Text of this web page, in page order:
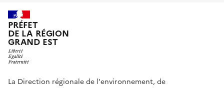
PRÉFET
DE LA RÉGION
GRAND EST
La Direction régionale de l'environnement, de